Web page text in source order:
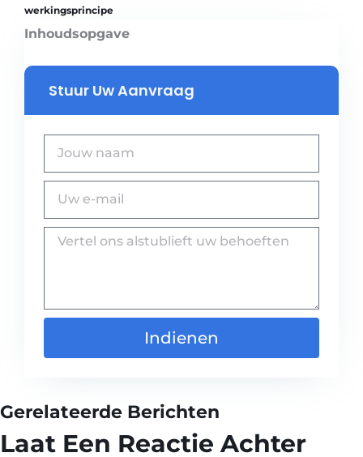
werkingsprincipe
Inhoudsopgave
Stuur Uw Aanvraag
Indienen
Gerelateerde Berichten
Laat Een Reactie Achter